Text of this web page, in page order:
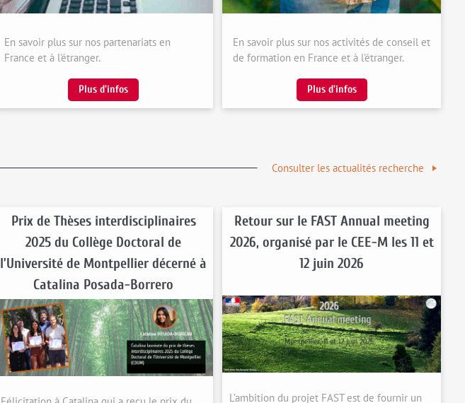
En savoir plus sur nos partenariats en
France et à l'étranger.
Plus d'infos
En savoir plus sur nos activités de conseil et
de formation en France et à l'étranger.
Plus d'infos
Consulter les actualités recherche
Prix de Thèses interdisciplinaires
2025 du Collège Doctoral de
l’Université de Montpellier décerné à
Catalina Posada-Borrero
Retour sur le FAST Annual meeting
2026, organisé par le CEE-M les 11 et
12 juin 2026
L’ambition du projet FAST est de fournir un